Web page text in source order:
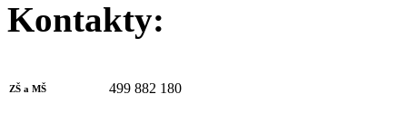
Kontakty:
ZŠ a MŠ 499 882 180